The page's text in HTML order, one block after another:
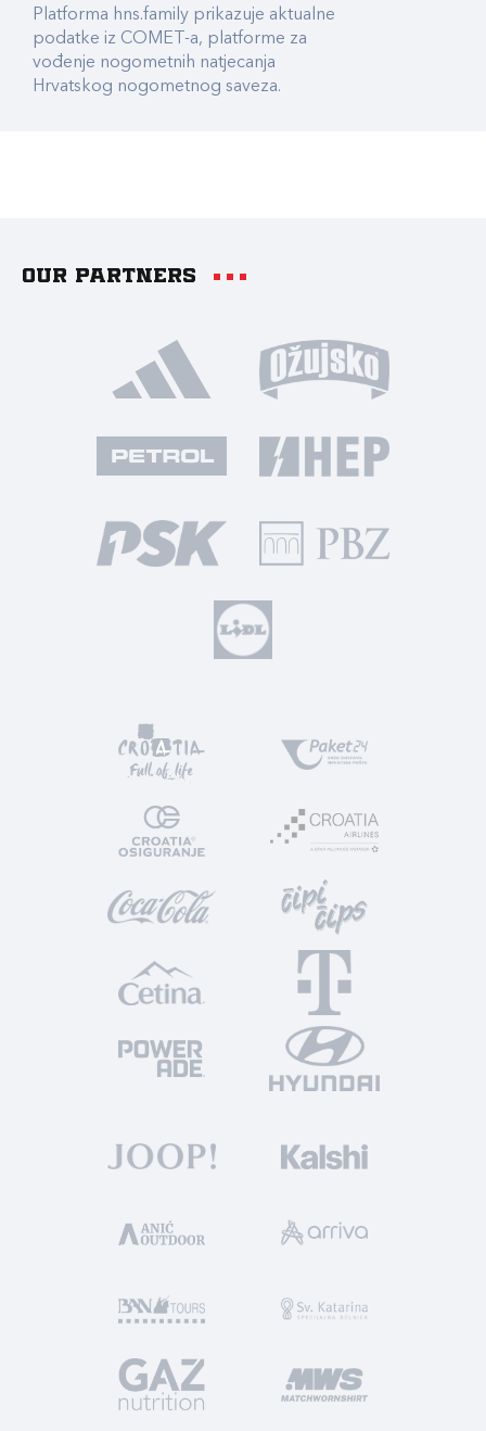
Platforma hns.family prikazuje aktualne
podatke iz COMET-a, platforme za
vođenje nogometnih natjecanja
Hrvatskog nogometnog saveza.
Our partners